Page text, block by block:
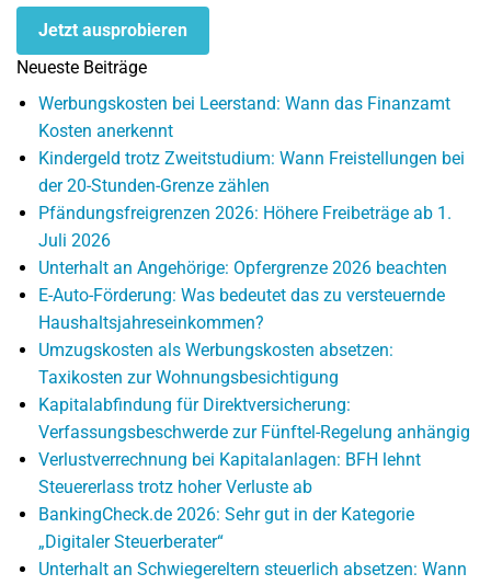
Jetzt ausprobieren
Neueste Beiträge
Werbungskosten bei Leerstand: Wann das Finanzamt
Kosten anerkennt
Kindergeld trotz Zweitstudium: Wann Freistellungen bei
der 20-Stunden-Grenze zählen
Pfändungsfreigrenzen 2026: Höhere Freibeträge ab 1.
Juli 2026
Unterhalt an Angehörige: Opfergrenze 2026 beachten
E-Auto-Förderung: Was bedeutet das zu versteuernde
Haushaltsjahreseinkommen?
Umzugskosten als Werbungskosten absetzen:
Taxikosten zur Wohnungsbesichtigung
Kapitalabfindung für Direktversicherung:
Verfassungsbeschwerde zur Fünftel-Regelung anhängig
Verlustverrechnung bei Kapitalanlagen: BFH lehnt
Steuererlass trotz hoher Verluste ab
BankingCheck.de 2026: Sehr gut in der Kategorie
„Digitaler Steuerberater“
Unterhalt an Schwiegereltern steuerlich absetzen: Wann